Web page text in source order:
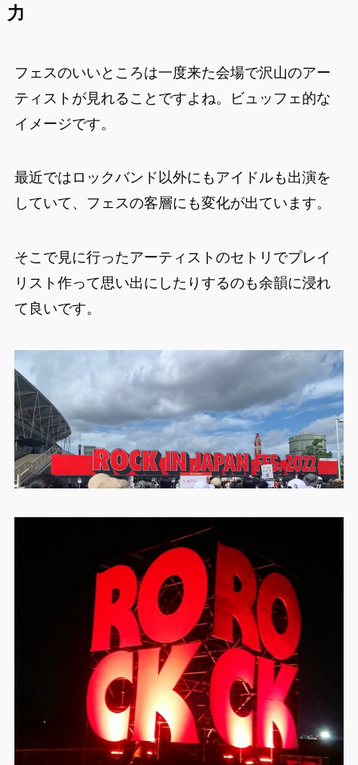
力
フェスのいいところは一度来た会場で沢山のアー
ティストが見れることですよね。ビュッフェ的な
イメージです。
最近ではロックバンド以外にもアイドルも出演を
していて、フェスの客層にも変化が出ています。
そこで見に行ったアーティストのセトリでプレイ
リスト作って思い出にしたりするのも余韻に浸れ
て良いです。